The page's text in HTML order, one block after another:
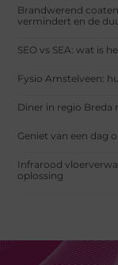
Brandwerend
vermindert en de
SEO vs SEA: wat is
Fysio Amstelveen:
Diner in regio Breda
Geniet van een dag
Infrarood
oplossing